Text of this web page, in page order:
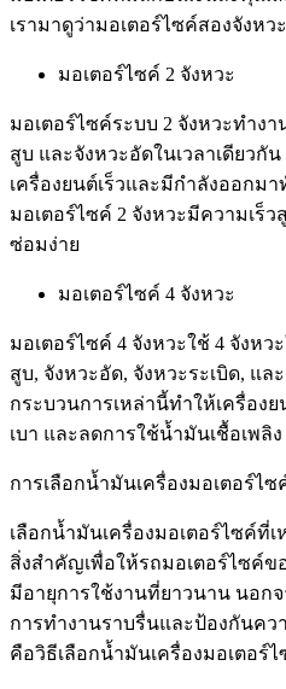
เรามาดูว่ามอเตอร์ไซค์สองจังหว
มอเตอร์ไซค์ 2 จังหวะ
มอเตอร์ไซค์ระบบ 2 จังหวะทำง
สูบ และจังหวะอัดในเวลาเดียวกั
เครื่องยนต์เร็วและมีกำลังออก
มอเตอร์ไซค์ 2 จังหวะมีความเร็ว
ซ่อมง่าย
มอเตอร์ไซค์ 4 จังหวะ
มอเตอร์ไซค์ 4 จังหวะใช้ 4 จังหว
สูบ, จังหวะอัด, จังหวะระเบิด, แ
กระบวนการเหล่านี้ทำให้เครื่อง
เบา และลดการใช้น้ำมันเชื้อเพลิง
การเลือกน้ำมันเครื่องมอเตอร์ไซ
เลือกน้ำมันเครื่องมอเตอร์ไซค์ที่
สิ่งสำคัญเพื่อให้รถมอเตอร์ไซค์
มีอายุการใช้งานที่ยาวนาน นอก
การทำงานราบรื่นและป้องกันคว
คือวิธีเลือกน้ำมันเครื่องมอเตอร์